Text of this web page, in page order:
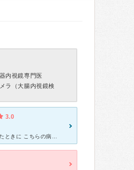
内視鏡専門医
ラ（大腸内視鏡検
3.0